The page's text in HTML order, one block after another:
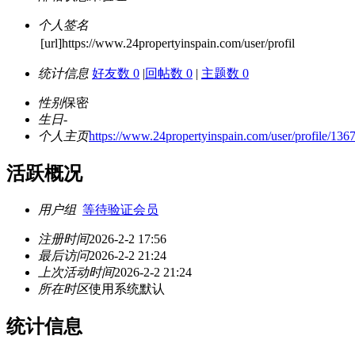
个人签名
[url]https://www.24propertyinspain.com/user/profil
统计信息 好友数 0 |回帖数 0 | 主题数 0
性别保密
生日-
个人主页https://www.24propertyinspain.com/user/profile/
活跃概况
用户组 等待验证会员
注册时间2026-2-2 17:56
最后访问2026-2-2 21:24
上次活动时间2026-2-2 21:24
所在时区使用系统默认
统计信息